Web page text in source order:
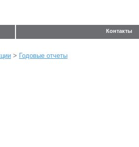
Контакты
> Годовые отчеты